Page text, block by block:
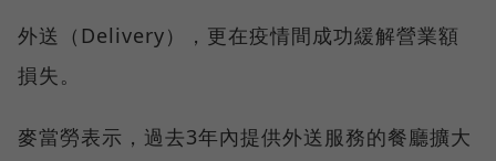
外送（Delivery），更在疫情間成功緩解營業額
損失。
麥當勞表示，過去3年內提供外送服務的餐廳擴大